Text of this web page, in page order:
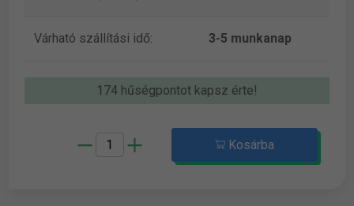
Várható szállítási idő: 3-5 munkanap
174 hűségpontot kapsz érte!
Kosárba